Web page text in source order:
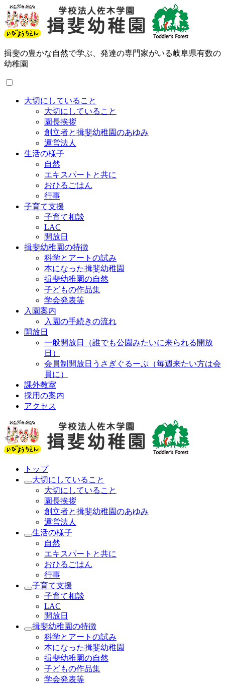
揖斐の豊かな自然で学ぶ、発達の専門家がいる岐阜県有数の
幼稚園
大切にしていること
大切にしていること
園長挨拶
創立者と揖斐幼稚園のあゆみ
運営法人
生活の様子
自然
エキスパートと共に
おひるごはん
行事
子育て支援
子育て相談
LAC
開放日
揖斐幼稚園の特徴
科学とアートの試み
本になった揖斐幼稚園
揖斐幼稚園の自然
子どもの作品集
学会発表等
入園案内
入園の手続きの流れ
開放日
一般開放日（誰でも公園みたいに来られる開放
日）
会員制開放日うさぎぐるーぷ（毎週来たい方は会
員に）
課外教室
採用の案内
アクセス
トップ
大切にしていること
大切にしていること
園長挨拶
創立者と揖斐幼稚園のあゆみ
運営法人
生活の様子
自然
エキスパートと共に
おひるごはん
行事
子育て支援
子育て相談
LAC
開放日
揖斐幼稚園の特徴
科学とアートの試み
本になった揖斐幼稚園
揖斐幼稚園の自然
子どもの作品集
学会発表等